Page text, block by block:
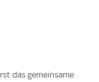
das gemeinsame